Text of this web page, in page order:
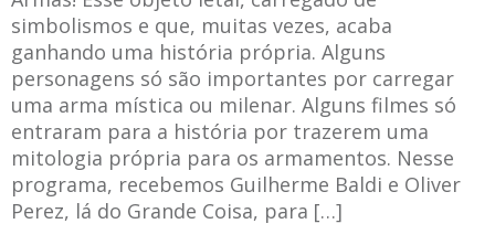
simbolismos e que, muitas vezes, acaba
ganhando uma história própria. Alguns
personagens só são importantes por carregar
uma arma mística ou milenar. Alguns filmes só
entraram para a história por trazerem uma
mitologia própria para os armamentos. Nesse
programa, recebemos Guilherme Baldi e Oliver
Perez, lá do Grande Coisa, para […]